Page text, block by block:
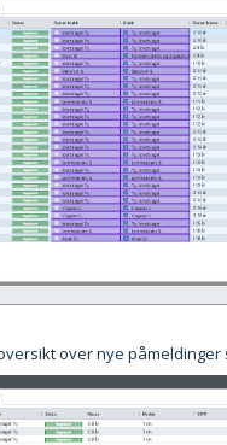
over nye påmeldinger